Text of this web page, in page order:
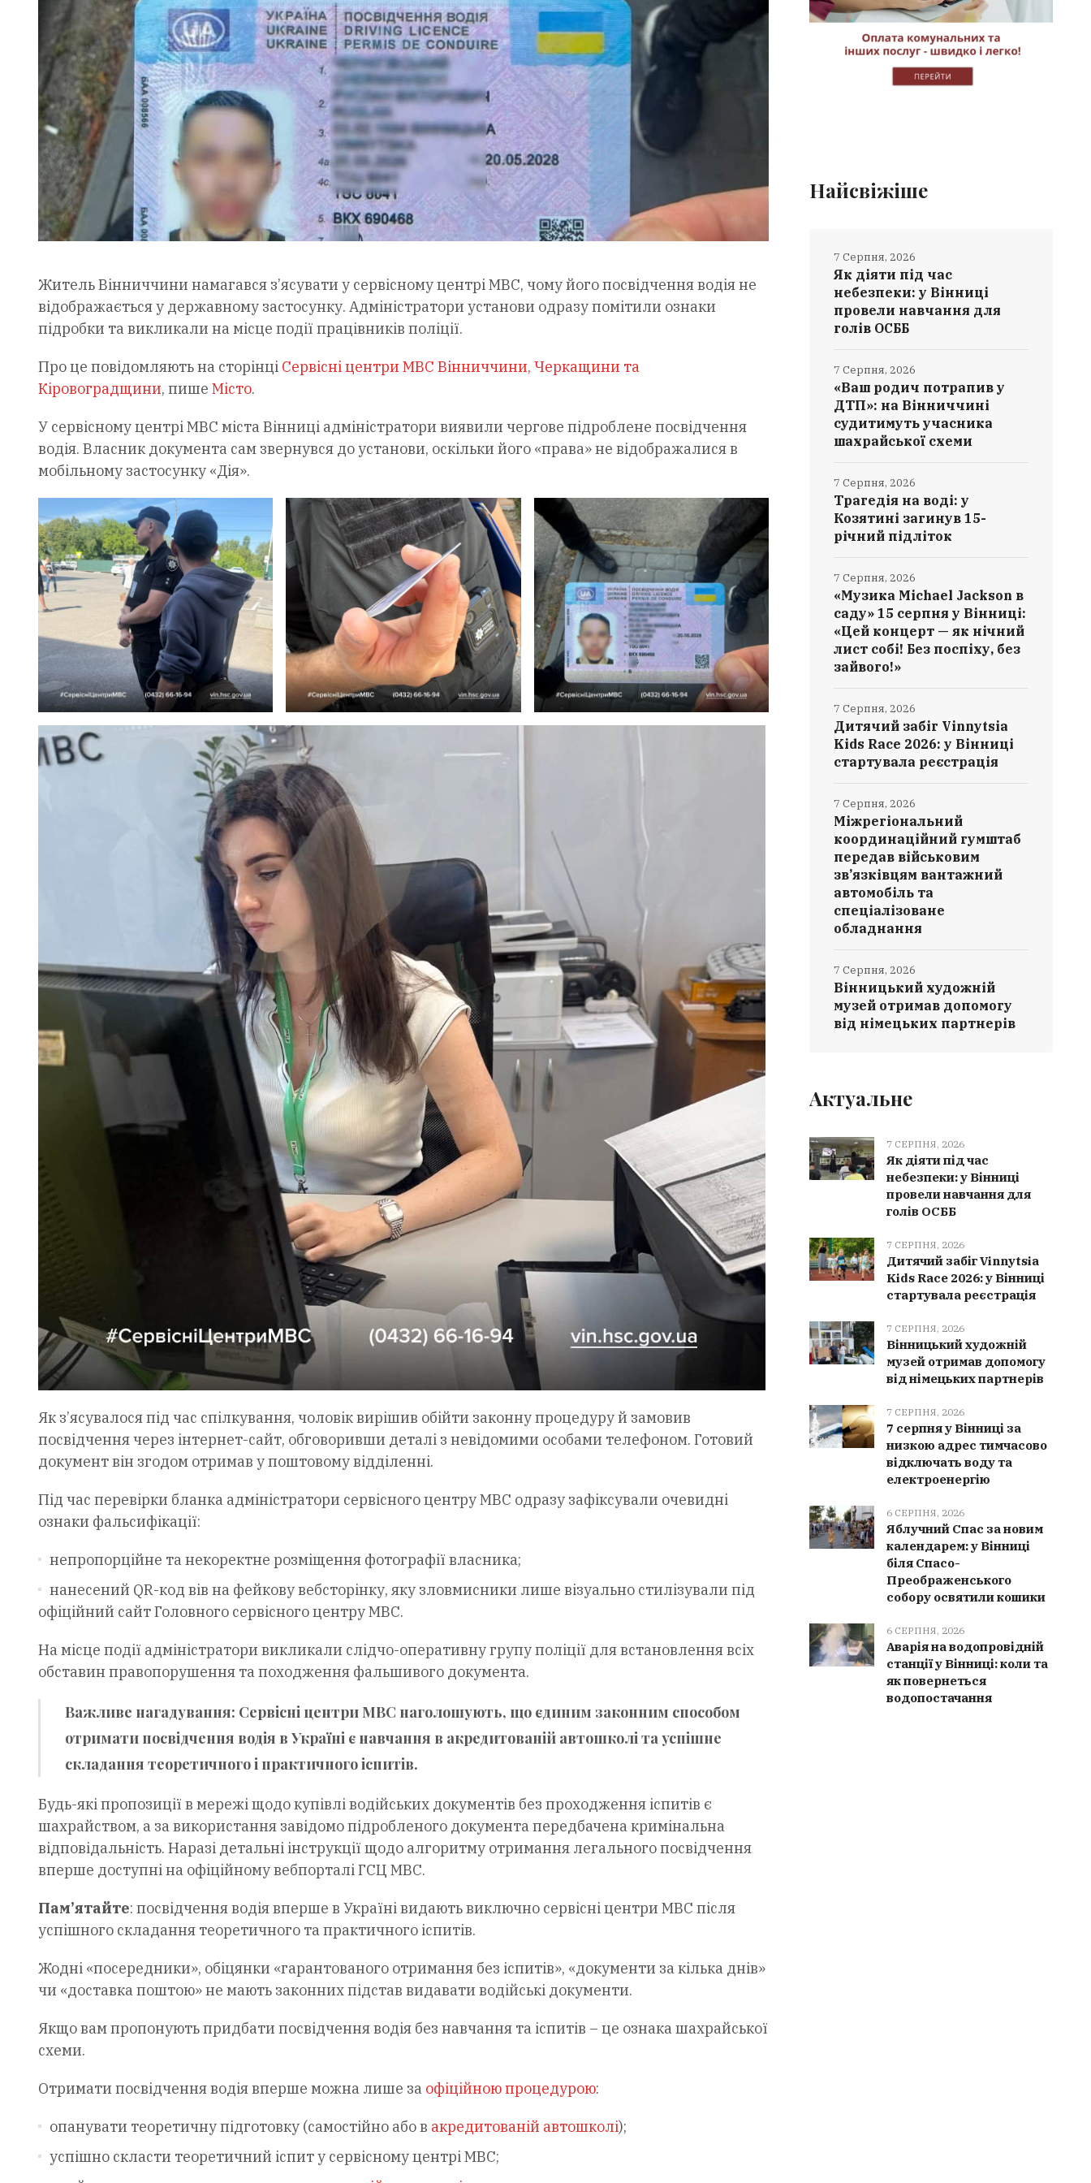
Житель Вінниччини намагався з’ясувати у сервісному центрі МВС, чому його посвідчення водія не
відображається у державному застосунку. Адміністратори установи одразу помітили ознаки
підробки та викликали на місце події працівників поліції.
Про це повідомляють на сторінці Сервісні центри МВС Вінниччини, Черкащини та
Кіровоградщини, пише Місто.
У сервісному центрі МВС міста Вінниці адміністратори виявили чергове підроблене посвідчення
водія. Власник документа сам звернувся до установи, оскільки його «права» не відображалися в
мобільному застосунку «Дія».
Як з’ясувалося під час спілкування, чоловік вирішив обійти законну процедуру й замовив
посвідчення через інтернет-сайт, обговоривши деталі з невідомими особами телефоном. Готовий
документ він згодом отримав у поштовому відділенні.
Під час перевірки бланка адміністратори сервісного центру МВС одразу зафіксували очевидні
ознаки фальсифікації:
непропорційне та некоректне розміщення фотографії власника;
нанесений QR-код вів на фейкову вебсторінку, яку зловмисники лише візуально стилізували під
офіційний сайт Головного сервісного центру МВС.
На місце події адміністратори викликали слідчо-оперативну групу поліції для встановлення всіх
обставин правопорушення та походження фальшивого документа.
Важливе нагадування: Сервісні центри МВС наголошують, що єдиним законним способом
отримати посвідчення водія в Україні є навчання в акредитованій автошколі та успішне
складання теоретичного і практичного іспитів.
Будь-які пропозиції в мережі щодо купівлі водійських документів без проходження іспитів є
шахрайством, а за використання завідомо підробленого документа передбачена кримінальна
відповідальність. Наразі детальні інструкції щодо алгоритму отримання легального посвідчення
вперше доступні на офіційному вебпорталі ГСЦ МВС.
Пам’ятайте: посвідчення водія вперше в Україні видають виключно сервісні центри МВС після
успішного складання теоретичного та практичного іспитів.
Жодні «посередники», обіцянки «гарантованого отримання без іспитів», «документи за кілька днів»
чи «доставка поштою» не мають законних підстав видавати водійські документи.
Якщо вам пропонують придбати посвідчення водія без навчання та іспитів – це ознака шахрайської
схеми.
Отримати посвідчення водія вперше можна лише за офіційною процедурою:
опанувати теоретичну підготовку (самостійно або в акредитованій автошколі);
успішно скласти теоретичний іспит у сервісному центрі МВС;
Найсвіжіше
Як діяти під час
небезпеки: у Вінниці
провели навчання для
голів ОСББ
7 Серпня, 2026
«Ваш родич потрапив у
ДТП»: на Вінниччині
судитимуть учасника
шахрайської схеми
7 Серпня, 2026
Трагедія на воді: у
Козятині загинув 15-
річний підліток
7 Серпня, 2026
«Музика Michael Jackson в
саду» 15 серпня у Вінниці:
«Цей концерт — як нічний
лист собі! Без поспіху, без
зайвого!»
7 Серпня, 2026
Дитячий забіг Vinnytsia
Kids Race 2026: у Вінниці
стартувала реєстрація
7 Серпня, 2026
Міжрегіональний
координаційний гумштаб
передав військовим
зв’язківцям вантажний
автомобіль та
спеціалізоване
обладнання
7 Серпня, 2026
Вінницький художній
музей отримав допомогу
від німецьких партнерів
7 Серпня, 2026
Актуальне
7 СЕРПНЯ, 2026
Як діяти під час
небезпеки: у Вінниці
провели навчання для
голів ОСББ
7 СЕРПНЯ, 2026
Дитячий забіг Vinnytsia
Kids Race 2026: у Вінниці
стартувала реєстрація
7 СЕРПНЯ, 2026
Вінницький художній
музей отримав допомогу
від німецьких партнерів
7 СЕРПНЯ, 2026
7 серпня у Вінниці за
низкою адрес тимчасово
відключать воду та
електроенергію
6 СЕРПНЯ, 2026
Яблучний Спас за новим
календарем: у Вінниці
біля Спасо-
Преображенського
собору освятили кошики
6 СЕРПНЯ, 2026
Аварія на водопровідній
станції у Вінниці: коли та
як повернеться
водопостачання